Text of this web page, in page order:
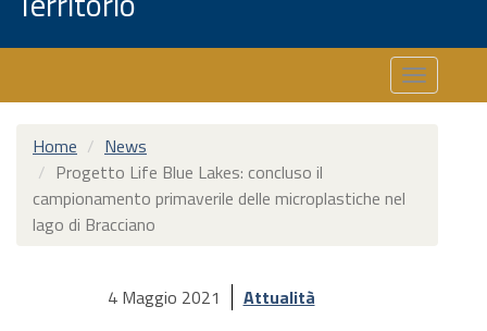
Toggle
Home
News
Progetto Life Blue Lakes: concluso il
campionamento primaverile delle microplastiche nel
lago di Bracciano
4 Maggio 2021 Attualità